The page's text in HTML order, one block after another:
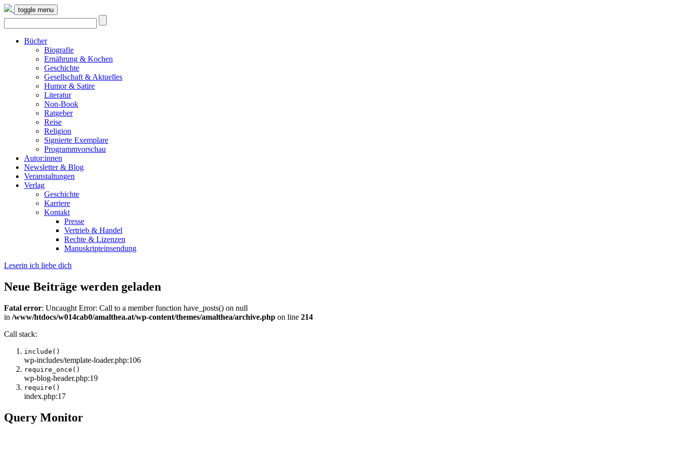
toggle menu
Bücher
Biografie
Ernährung & Kochen
Geschichte
Gesellschaft & Aktuelles
Humor & Satire
Literatur
Non-Book
Ratgeber
Reise
Religion
Signierte Exemplare
Programmvorschau
Autor:innen
Newsletter & Blog
Veranstaltungen
Verlag
Geschichte
Karriere
Kontakt
Presse
Vertrieb & Handel
Rechte & Lizenzen
Manuskripteinsendung
Leserin ich liebe dich
Neue Beiträge werden geladen
Fatal error: Uncaught Error: Call to a member function have_posts() on null
in /www/htdocs/w014cab0/amalthea.at/wp-content/themes/amalthea/archive.php on line 214
Call stack:
include()
wp-includes/template-loader.php:106
require_once()
wp-blog-header.php:19
require()
index.php:17
Query Monitor